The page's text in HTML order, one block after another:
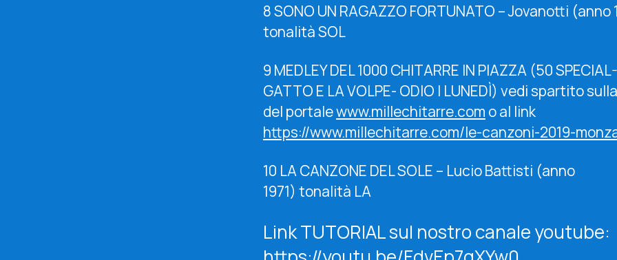
8 SONO UN RAGAZZO FORTUNATO – Jovanotti (anno
tonalità SOL
9 MEDLEY DEL 1000 CHITARRE IN PIAZZA (50
GATTO E LA VOLPE- ODIO I LUNEDÌ) vedi spartito
del portalewww.millechitarre.com o al link
https://www.millechitarre.com/le-canzoni-2019-
10 LA CANZONE DEL SOLE – Lucio Battisti (anno
1971) tonalità LA
Link TUTORIAL sul nostro canale youtube: